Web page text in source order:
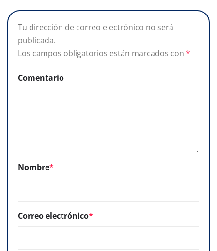
Tu dirección de correo electrónico no será
publicada.
Los campos obligatorios están marcados con *
Comentario
Nombre*
Correo electrónico*